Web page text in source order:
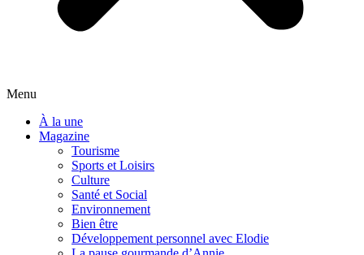
Menu
À la une
Magazine
Tourisme
Sports et Loisirs
Culture
Santé et Social
Environnement
Bien être
Développement personnel avec Elodie